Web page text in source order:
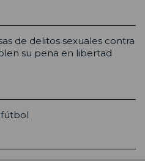
de delitos sexuales contra
su pena en libertad
fútbol